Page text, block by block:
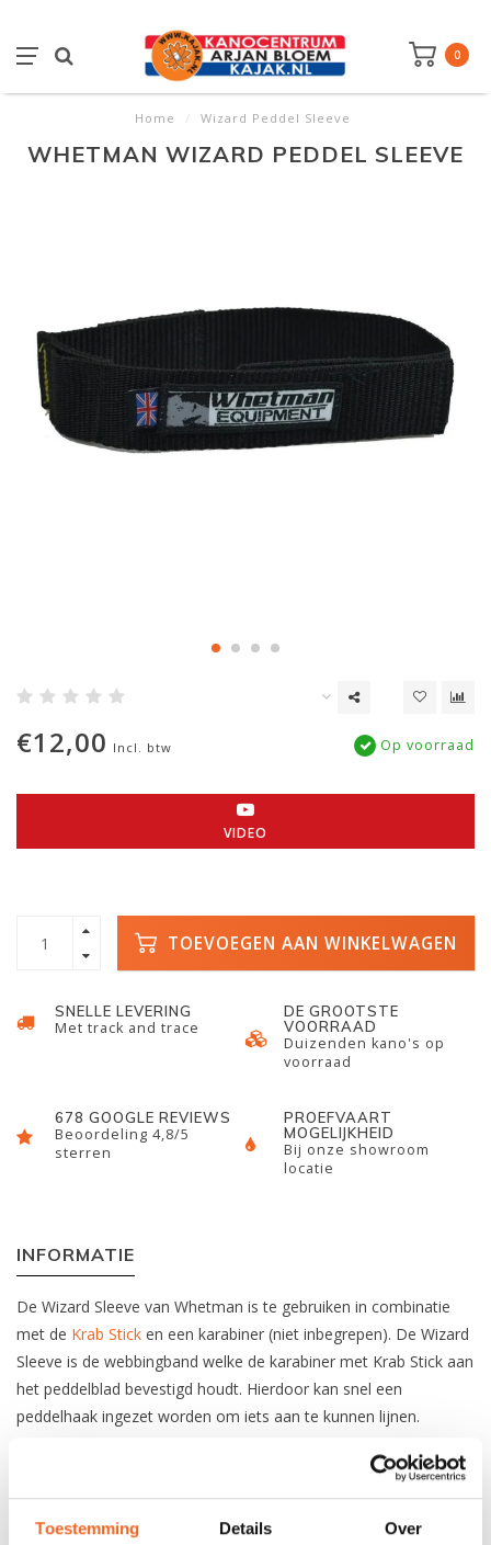
Toestemming Details Over
0
Home / Wizard Peddel Sleeve
WHETMAN WIZARD PEDDEL SLEEVE
€12,00 Incl. btw Op voorraad
VIDEO
TOEVOEGEN AAN WINKELWAGEN
SNELLE LEVERING
Met track and trace
DE GROOTSTE
VOORRAAD
Duizenden kano's op
voorraad
678 GOOGLE REVIEWS
Beoordeling 4,8/5
sterren
PROEFVAART
MOGELIJKHEID
Bij onze showroom
locatie
INFORMATIE
De Wizard Sleeve van Whetman is te gebruiken in combinatie
met de Krab Stick en een karabiner (niet inbegrepen). De Wizard
Sleeve is de webbingband welke de karabiner met Krab Stick aan
het peddelblad bevestigd houdt. Hierdoor kan snel een
peddelhaak ingezet worden om iets aan te kunnen lijnen.
REVIEWS